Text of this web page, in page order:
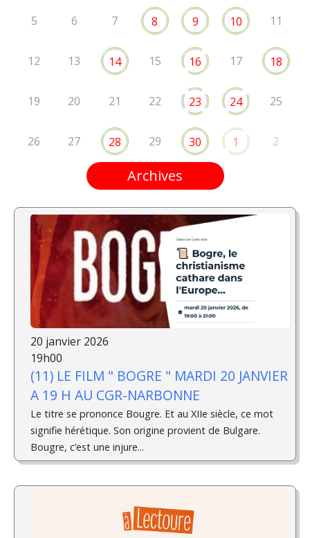
5 6 7 8 9 10 11
12 13 14 15 16 17 18
19 20 21 22 23 24 25
26 27 28 29 30 1 2
Archives
20 janvier 2026
19h00
(11) LE FILM " BOGRE " MARDI 20 JANVIER
A 19 H AU CGR-NARBONNE
Le titre se prononce Bougre. Et au XIIe siècle, ce mot
signifie hérétique. Son origine provient de Bulgare.
Bougre, c’est une injure...